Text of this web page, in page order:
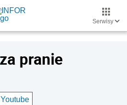
Serwisy
pranie